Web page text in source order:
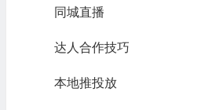
同城直播
达人合作技巧
本地推投放